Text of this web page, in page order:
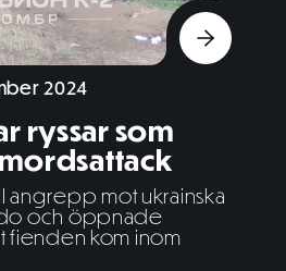
2024
ryssar som
angrepp mot ukrainska
och öppnade
fienden kom inom